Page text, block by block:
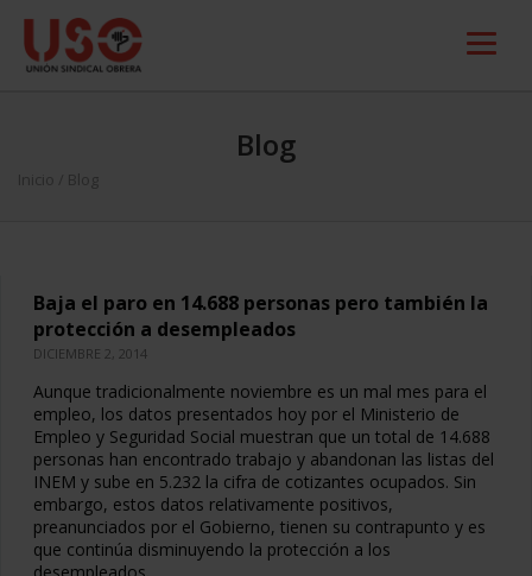
Blog
Inicio / Blog
Baja el paro en 14.688 personas pero también la
protección a desempleados
DICIEMBRE 2, 2014
Aunque tradicionalmente noviembre es un mal mes para el
empleo, los datos presentados hoy por el Ministerio de
Empleo y Seguridad Social muestran que un total de 14.688
personas han encontrado trabajo y abandonan las listas del
INEM y sube en 5.232 la cifra de cotizantes ocupados. Sin
embargo, estos datos relativamente positivos,
preanunciados por el Gobierno, tienen su contrapunto y es
que continúa disminuyendo la protección a los